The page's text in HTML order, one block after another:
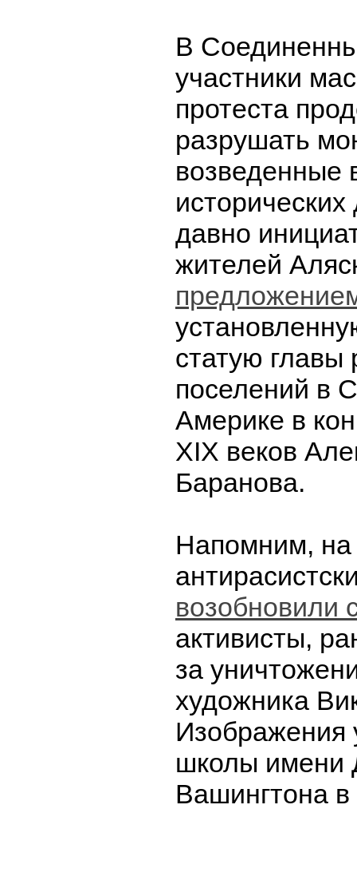
В
участники
протеста
разрушать
возведенные
давно
жителей
статую главы
поселений в
Америке в
XIX веков
Баранова.
Напомним,
возобновили
активисты,
за
художника
Изображения
школы имени
Вашингтона